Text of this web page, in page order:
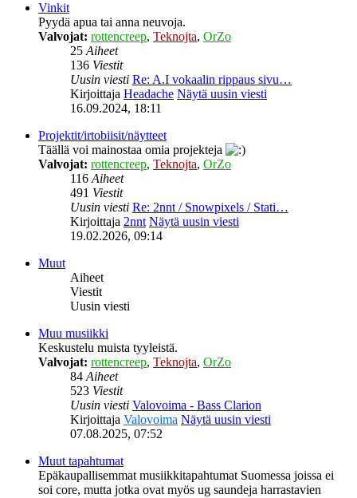
Vinkit
Pyydä apua tai anna neuvoja.
Valvojat: rottencreep, Teknojta, OrZo
25Aiheet
136 Viestit
Uusin viesti Re: A.I vokaalin rippaus sivu…
Kirjoittaja Headache Näytä uusin viesti
16.09.2024, 18:11
Projektit/irtobiisit/näytteet
Täällä voi mainostaa omia projekteja
Valvojat: rottencreep, Teknojta, OrZo
116Aiheet
491 Viestit
Uusin viesti Re: 2nnt / Snowpixels / Stati…
Kirjoittaja 2nnt Näytä uusin viesti
19.02.2026, 09:14
Muut
Aiheet
Viestit
Uusin viesti
Muu musiikki
Keskustelu muista tyyleistä.
Valvojat: rottencreep, Teknojta, OrZo
84Aiheet
523 Viestit
Uusin viesti Valovoima - Bass Clarion
Kirjoittaja Valovoima Näytä uusin viesti
07.08.2025, 07:52
Muut tapahtumat
Epäkaupallisemmat musiikkitapahtumat Suomessa joissa ei
soi core, mutta jotka ovat myös ug saundeja harrastavien